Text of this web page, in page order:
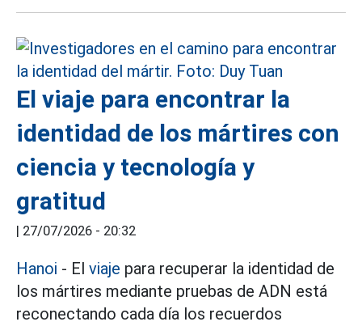
El viaje para encontrar la
identidad de los mártires con
ciencia y tecnología y
gratitud
| 27/07/2026 - 20:32
Hanoi - El viaje para recuperar la identidad de
los mártires mediante pruebas de ADN está
reconectando cada día los recuerdos